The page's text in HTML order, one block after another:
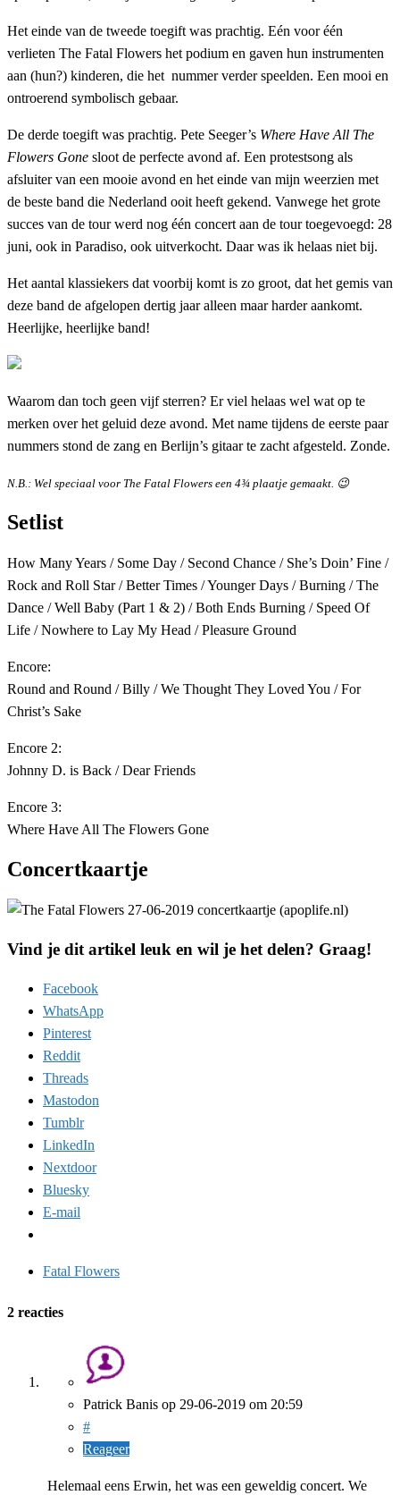
Het einde van de tweede toegift was prachtig. Eén voor één
verlieten The Fatal Flowers het podium en gaven hun instrumenten
aan (hun?) kinderen, die het nummer verder speelden. Een mooi en
ontroerend symbolisch gebaar.
De derde toegift was prachtig. Pete Seeger’s Where Have All The
Flowers Gone sloot de perfecte avond af. Een protestsong als
afsluiter van een mooie avond en het einde van mijn weerzien met
de beste band die Nederland ooit heeft gekend. Vanwege het grote
succes van de tour werd nog één concert aan de tour toegevoegd: 28
juni, ook in Paradiso, ook uitverkocht. Daar was ik helaas niet bij.
Het aantal klassiekers dat voorbij komt is zo groot, dat het gemis van
deze band de afgelopen dertig jaar alleen maar harder aankomt.
Heerlijke, heerlijke band!
Waarom dan toch geen vijf sterren? Er viel helaas wel wat op te
merken over het geluid deze avond. Met name tijdens de eerste paar
nummers stond de zang en Berlijn’s gitaar te zacht afgesteld. Zonde.
N.B.: Wel speciaal voor The Fatal Flowers een 4¾ plaatje gemaakt. 😉
Setlist
How Many Years / Some Day / Second Chance / She’s Doin’ Fine /
Rock and Roll Star / Better Times / Younger Days / Burning / The
Dance / Well Baby (Part 1 & 2) / Both Ends Burning / Speed Of
Life / Nowhere to Lay My Head / Pleasure Ground
Encore:
Round and Round / Billy / We Thought They Loved You / For
Christ’s Sake
Encore 2:
Johnny D. is Back / Dear Friends
Encore 3:
Where Have All The Flowers Gone
Concertkaartje
Vind je dit artikel leuk en wil je het delen? Graag!
Facebook
WhatsApp
Pinterest
Reddit
Threads
Mastodon
Tumblr
LinkedIn
Nextdoor
Bluesky
E-mail
Fatal Flowers
2 reacties
Patrick Banis op 29-06-2019 om 20:59
#
Reageer
Helemaal eens Erwin, het was een geweldig concert. We